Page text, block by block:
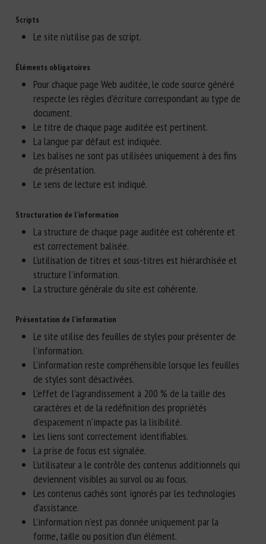
Scripts
Le site n’utilise pas de script.
Éléments obligatoires
Pour chaque page Web auditée, le code source généré
respecte les règles d’écriture correspondant au type de
document.
Le titre de chaque page auditée est pertinent.
La langue par défaut est indiquée.
Les balises ne sont pas utilisées uniquement à des fins
de présentation.
Le sens de lecture est indiqué.
Structuration de l’information
La structure de chaque page auditée est cohérente et
est correctement balisée.
L’utilisation de titres et sous-titres est hiérarchisée et
structure l’information.
La structure générale du site est cohérente.
Présentation de l’information
Le site utilise des feuilles de styles pour présenter de
l’information.
L’information reste compréhensible lorsque les feuilles
de styles sont désactivées.
L’effet de l’agrandissement à 200 % de la taille des
caractères et de la redéfinition des propriétés
d’espacement n’impacte pas la lisibilité.
Les liens sont correctement identifiables.
La prise de focus est signalée.
L’utilisateur a le contrôle des contenus additionnels qui
deviennent visibles au survol ou au focus.
Les contenus cachés sont ignorés par les technologies
d’assistance.
L’information n’est pas donnée uniquement par la
forme, taille ou position d’un élément.